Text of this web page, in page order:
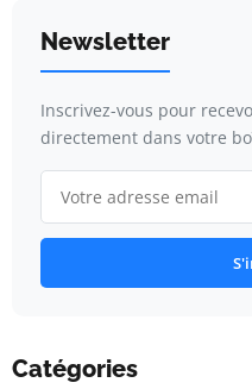
Newsletter
Inscrivez-vous pour
directement dans votre
Catégories